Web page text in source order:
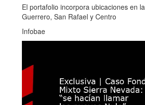
El portafolio incorpora ubicaciones en
Guerrero, San Rafael y Centro
Infobae